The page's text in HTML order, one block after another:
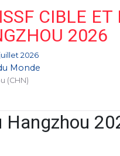
CIBLE ET
2026
2026
Monde
(CHN)
Hangzhou